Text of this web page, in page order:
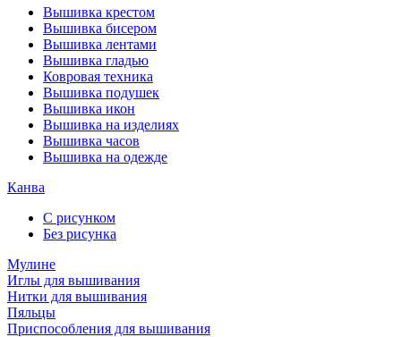
Вышивка крестом
Вышивка бисером
Вышивка лентами
Вышивка гладью
Ковровая техника
Вышивка подушек
Вышивка икон
Вышивка на изделиях
Вышивка часов
Вышивка на одежде
Канва
С рисунком
Без рисунка
Мулине
Иглы для вышивания
Нитки для вышивания
Пяльцы
Приспособления для вышивания